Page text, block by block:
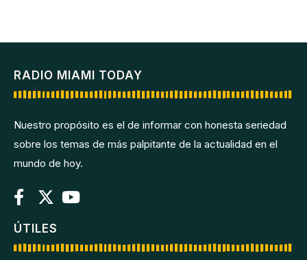
RADIO MIAMI TODAY
Nuestro propósito es el de informar con honesta seriedad
sobre los temas de más palpitante de la actualidad en el
mundo de hoy.
ÚTILES